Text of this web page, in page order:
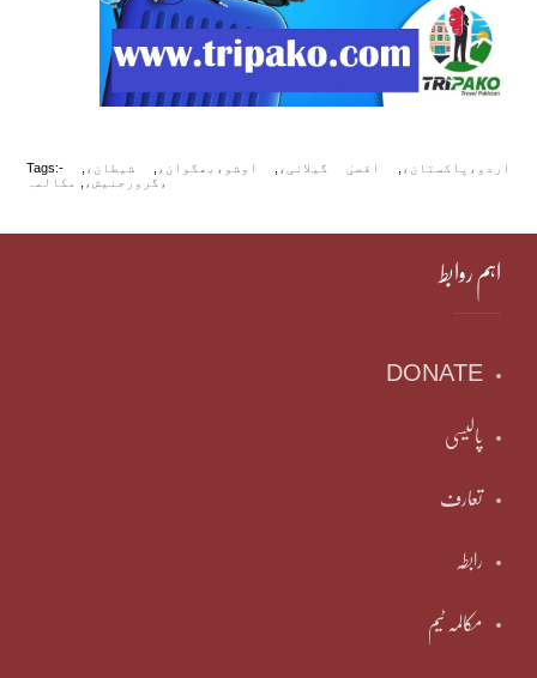
Tags:- اردو،پاکستان، اقصیٰ گیلانی، اوشو،بھگوان، شیطان،
گرورجنیش، مکالمہ،
اہم روابط
DONATE
پالیسی
تعارف
رابطہ
مکالمہ ٹیم